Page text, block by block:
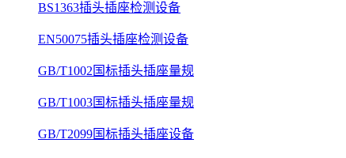
BS1363插头插座检测设备
EN50075插头插座检测设备
GB/T1002国标插头插座量规
GB/T1003国标插头插座量规
GB/T2099国标插头插座设备